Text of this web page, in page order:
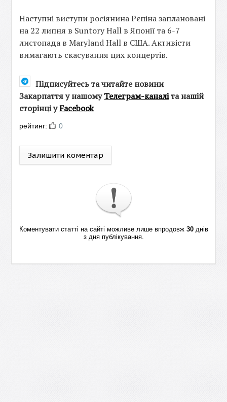
Наступні виступи росіянина Рєпіна заплановані
на 22 липня в Suntory Hall в Японії та 6-7
листопада в Maryland Hall в США. Активісти
вимагають скасування цих концертів.
Підписуйтесь та читайте новини
Закарпаття у нашомуТелеграм-каналіта нашій
сторінці уFacebook
рейтинг: 0
Залишити коментар
Коментувати статті на сайті можливе лише впродовж 30днів
з дня публікування.